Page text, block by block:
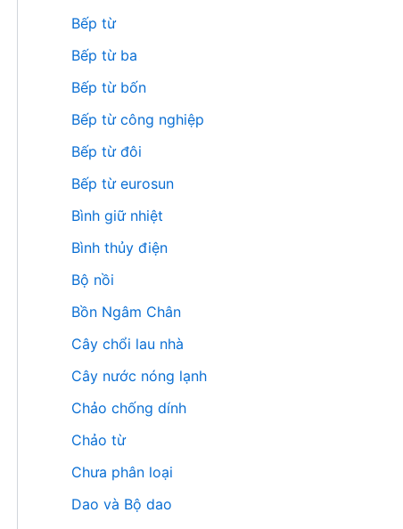
Bếp từ
Bếp từ ba
Bếp từ bốn
Bếp từ công nghiệp
Bếp từ đôi
Bếp từ eurosun
Bình giữ nhiệt
Bình thủy điện
Bộ nồi
Bồn Ngâm Chân
Cây chổi lau nhà
Cây nước nóng lạnh
Chảo chống dính
Chảo từ
Chưa phân loại
Dao và Bộ dao